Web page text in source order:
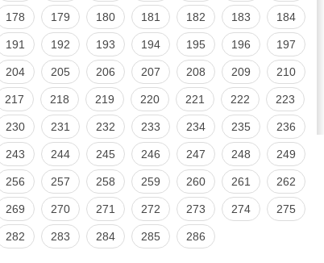
178 179 180 181 182 183 184
191 192 193 194 195 196 197
204 205 206 207 208 209 210
217 218 219 220 221 222 223
230 231 232 233 234 235 236
243 244 245 246 247 248 249
256 257 258 259 260 261 262
269 270 271 272 273 274 275
282 283 284 285 286